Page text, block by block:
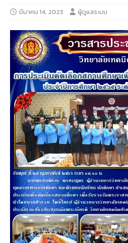
มีนาคม 14, 2023 ผู้ดูแลระบบ